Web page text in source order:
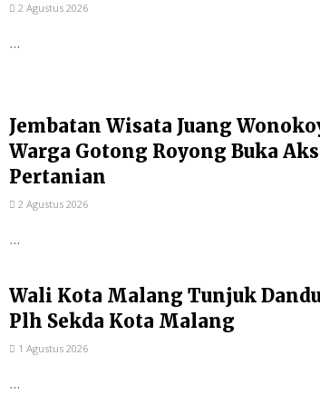
2 Agustus 2026
...
Jembatan Wisata Juang
Warga Gotong Royong Buka
Pertanian
2 Agustus 2026
...
Wali Kota Malang Tunjuk
Plh Sekda Kota Malang
1 Agustus 2026
...